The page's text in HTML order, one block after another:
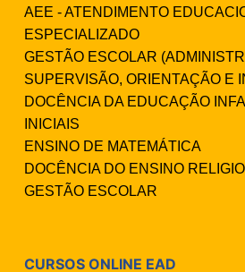
AEE - ATENDIMENTO
ESPECIALIZADO
GESTÃO ESCOLAR
SUPERVISÃO, ORIENTAÇÃO E
DOCÊNCIA DA EDUCAÇÃO
INICIAIS
ENSINO DE MATEMÁTICA
DOCÊNCIA DO ENSINO
GESTÃO ESCOLAR
CURSOS ONLINE EAD